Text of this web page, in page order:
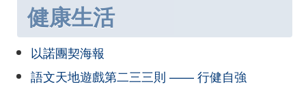
健康生活
以諾團契海報
語文天地遊戲第二三三則 —— 行健自強